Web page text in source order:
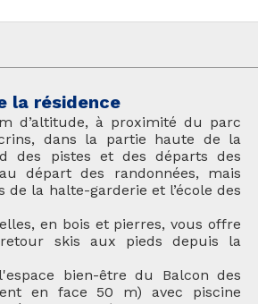
la résidence
d’altitude, à proximité du parc
dans la partie haute de la
des pistes et des départs des
départ des randonnées, mais
de la halte-garderie et l’école des
en bois et pierres, vous offre
skis aux pieds depuis la
bien-être du Balcon des
en face 50 m) avec piscine